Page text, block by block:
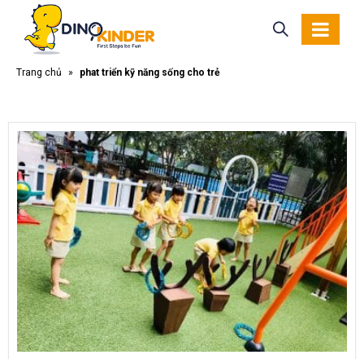
Trang chủ » phát triển kỹ năng sống cho trẻ